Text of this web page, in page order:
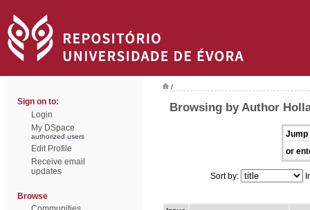
Sign on to:
Login
My DSpace
authorized users
Edit Profile
Receive email
updates
Browse
/
Browsing by Author
Jump
or
Sort by: